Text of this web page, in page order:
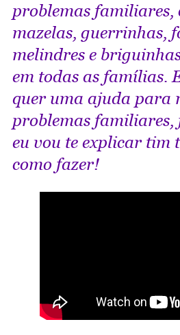
problemas familiares,
mazelas, guerrinhas,
melindres e
em todas as famílias.
quer uma ajuda para
problemas familiares,
eu vou te explicar tim
como fazer!